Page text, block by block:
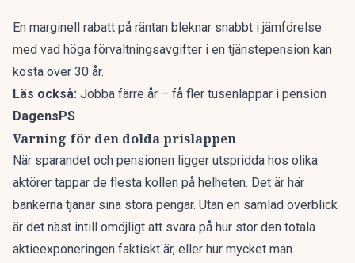
En marginell rabatt på räntan bleknar snabbt i jämförelse
med vad höga förvaltningsavgifter i en tjänstepension kan
kosta över 30 år.
Läs också: Jobba färre år – få fler tusenlappar i pension
DagensPS
Varning för den dolda prislappen
När sparandet och pensionen ligger utspridda hos olika
aktörer tappar de flesta kollen på helheten. Det är här
bankerna tjänar sina stora pengar. Utan en samlad överblick
är det näst intill omöjligt att svara på hur stor den totala
aktieexponeringen faktiskt är, eller hur mycket man